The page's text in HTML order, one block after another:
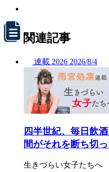
関連記事
連載 2026 2026/8/4
四半世紀、毎日飲
間がそれを断ち切
生きづらい女子たちへ